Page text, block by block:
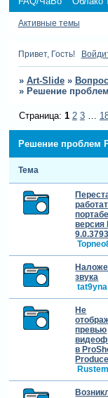
Активные темы
Привет, Гость!
» Art-Slide »
» Решение
Решение проблем
Страница: 1 2 3 …
Тема
версия
9.0.3793
звука
tat9yna
Не
превью
в
Rustem